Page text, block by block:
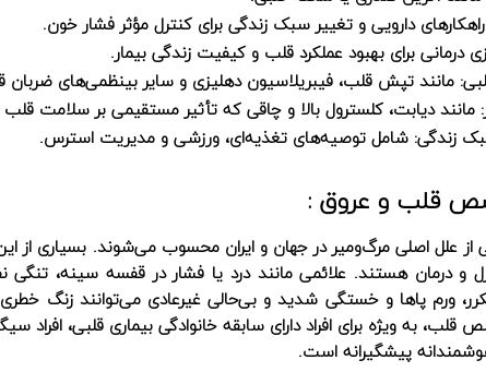
راهکارهای دارویی و تغییر سبک زندگی برای کنترل مؤثر فشار خون.
درمانی برای بهبود عملکرد قلب و کیفیت زندگی بیمار.
مانند تپش قلب، فیبریلاسیون دهلیزی و سایر بینظمی‌های ضربان
مانند دیابت، کلسترول بالا و چاقی که تأثیر مستقیمی بر سلامت قلب
زندگی: شامل توصیه‌های تغذیه‌ای، ورزشی و مدیریت استرس.
قلب و عروق :
علل اصلی مرگ‌ومیر در جهان و ایران محسوب می‌شوند. بسیاری از
درمان هستند. علائمی مانند درد یا فشار در قفسه سینه، تنگی
ورم پاها و خستگی شدید و بی‌حالی غیرعادی می‌توانند زنگ
به ویژه برای افراد دارای سابقه خانوادگی بیماری قلبی، افراد
پیشگیرانه است.